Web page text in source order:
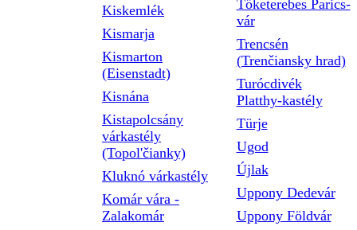
Kiskemlék
Kismarja
Kismarton
(Eisenstadt)
Kisnána
Kistapolcsány
várkastély
(Topol'čianky)
Kluknó várkastély
Komár vára -
Zalakomár
Tőketerebes Parics-
vár
Trencsén
(Trenčiansky hrad)
Turócdivék
Platthy-kastély
Türje
Ugod
Újlak
Uppony Dedevár
Uppony Földvár